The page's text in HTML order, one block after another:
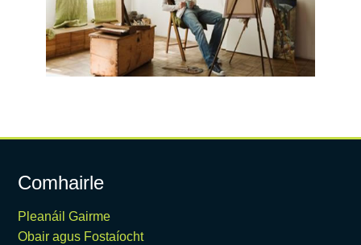
Comhairle
Pleanáil Gairme
Obair agus Fostaíocht